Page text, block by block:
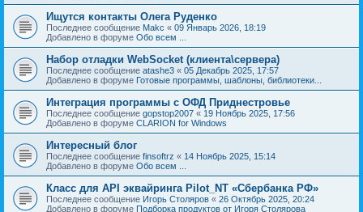
Ищутся контакты Олега Руденко
Последнее сообщение Makc « 09 Январь 2026, 18:19
Добавлено в форуме Обо всем ...
Набор отладки WebSocket (клиента\сервера)
Последнее сообщение atashe3 « 05 Декабрь 2025, 17:57
Добавлено в форуме Готовые программы, шаблоны, библиотеки...
Интеграция программы с ОФД Приднестровье
Последнее сообщение gopstop2007 « 19 Ноябрь 2025, 17:56
Добавлено в форуме CLARION for Windows
Интересный блог
Последнее сообщение finsoftrz « 14 Ноябрь 2025, 15:14
Добавлено в форуме Обо всем ...
Класс для API эквайринга Pilot_NT «Сбербанка РФ»
Последнее сообщение Игорь Столяров « 26 Октябрь 2025, 20:24
Добавлено в форуме Подборка продуктов от Игоря Столярова